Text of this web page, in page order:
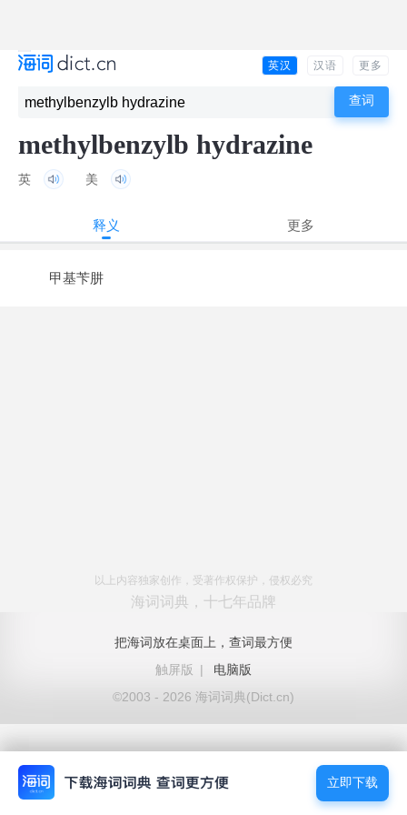
英汉 汉语 更多
methylbenzylb hydrazine
英 美
释义 更多
甲基苄肼
以上内容独家创作，受著作权保护，侵权必究
海词词典，十七年品牌
把海词放在桌面上，查词最方便
触屏版
|
电脑版
©2003 - 2026 海词词典(Dict.cn)
立即下载
立即下载